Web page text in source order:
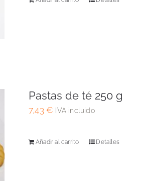
Pastas de té 250 g
7,43 € IVA incluido
Añadir al carrito Detalles